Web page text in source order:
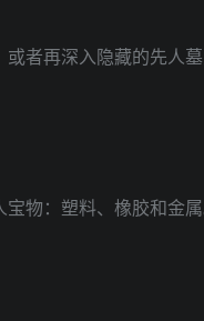
者再深入隐藏的先人
物：塑料、橡胶和金